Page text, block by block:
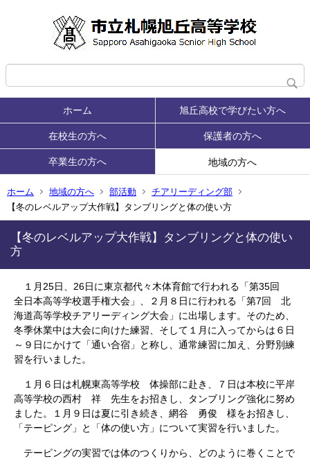
ホーム 旭丘高校で学びたい方へ
在校生の方へ 保護者の方へ
卒業生の方へ 地域の方へ
ホーム 地域の方へ 部活動
チアリーディング部
【冬のレベルアップ大作戦】タンブリングと体の使い方
【冬のレベルアップ大作戦】タンブリングと体の使い
方
１月25日、26日に東京都代々木体育館で行われる「第35回
全日本高等学校選手権大会」、２月８日に行われる「第7回 北
海道高等学校チアリーディング大会」に出場します。そのため、
冬季休業中は大会に向けた練習、そして１月に入ってからは６日
～９日にかけて「通い合宿」と称し、通常練習に加え、分野別練
習を行いました。
１月６日は札幌東高等学校 体操部に赴き、７日は本校に平岸
高等学校の西村 祥 先生をお招きし、タンブリング強化に努め
ました。１月９日は夏に引き続き、網谷 勇俊 様をお招きし、
「テーピング」と「体の使い方」について実習を行いました。
テーピングの実習では体のつくりから、どのように巻くことで